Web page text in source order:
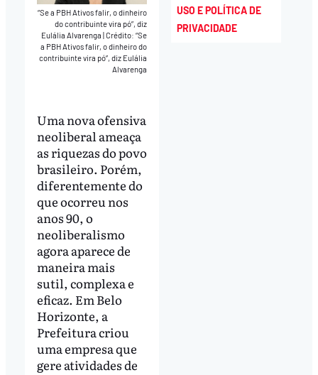
“Se a PBH Ativos falir, o dinheiro
do contribuinte vira pó”, diz
Eulália Alvarenga Crédito: “Se
a PBH Ativos falir, o dinheiro do
contribuinte vira pó”, diz Eulália
Alvarenga
Uma nova ofensiva
neoliberal ameaça
as riquezas do povo
brasileiro. Porém,
diferentemente do
que ocorreu nos
anos 90, o
neoliberalismo
agora aparece de
maneira mais
sutil, complexa e
eficaz. Em Belo
Horizonte, a
Prefeitura criou
uma empresa que
gere atividades de
USO E POLÍTICA DE
PRIVACIDADE